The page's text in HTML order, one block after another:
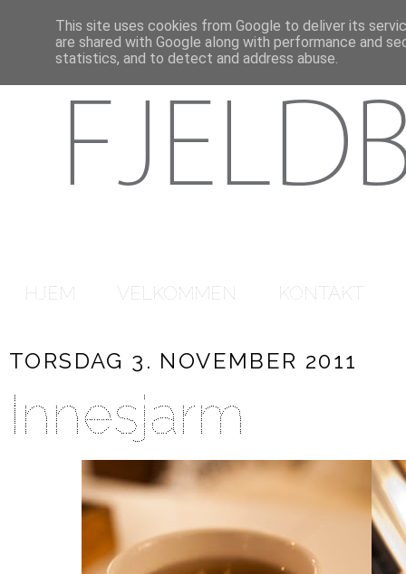
HJEM VELKOMMEN KONTAKT
TORSDAG 3. NOVEMBER 2011
Innesjarm
This site uses cookies from Google to deliver its
are shared with Google along with performance and
statistics, and to detect and address abuse.